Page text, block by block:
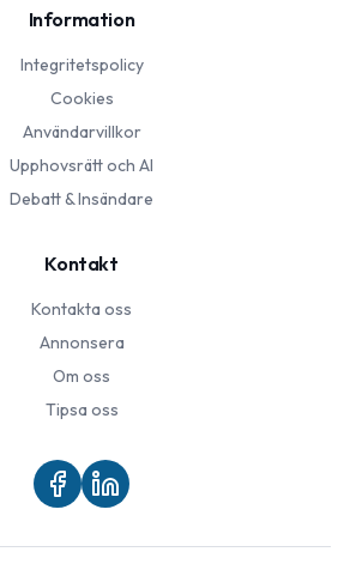
Information
Integritetspolicy
Cookies
Användarvillkor
Upphovsrätt och AI
Debatt & Insändare
Kontakt
Kontakta oss
Annonsera
Om oss
Tipsa oss